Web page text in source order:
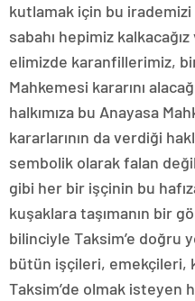
kutlamak için bu irademizi
sabahı hepimiz
elimizde karanfillerimiz,
Mahkemesi kararını
halkımıza bu Anayasa
kararlarının da verdiği
sembolik olarak falan
gibi her bir işçinin bu
kuşaklara taşımanın bir
bilinciyle Taksim’e doğru
bütün işçileri, emekçileri,
Taksim’de olmak isteyen